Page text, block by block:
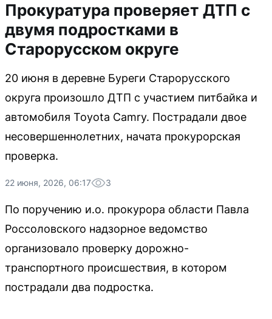
Прокуратура проверяет ДТП с
двумя подростками в
Старорусском округе
20 июня в деревне Буреги Старорусского
округа произошло ДТП с участием питбайка и
автомобиля Toyota Camry. Пострадали двое
несовершеннолетних, начата прокурорская
проверка.
22 июня, 2026, 06:17 3
По поручению и.о. прокурора области Павла
Россоловского надзорное ведомство
организовало проверку дорожно-
транспортного происшествия, в котором
пострадали два подростка.